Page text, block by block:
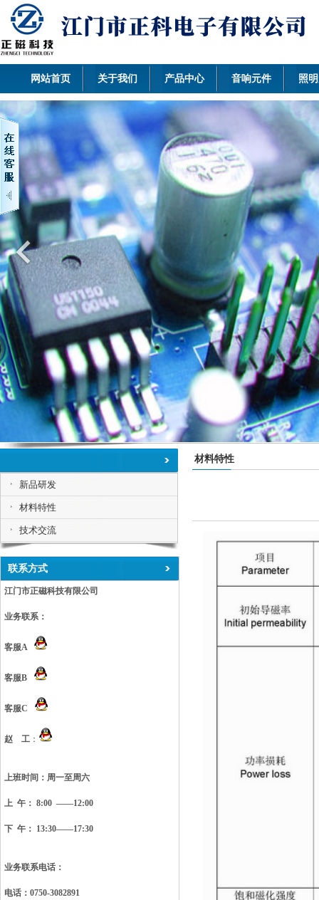
网站首页 关于我们 产品中心 音响元件 照
新品研发
材料特性
技术交流
联系方式
江门市正磁科技有限公司
业务联系：
客服A
客服B
客服C
赵 工 ：
上班时间： 周一至周六
上 午： 8:00 ——12:00
下 午： 13:30——17:30
业务联系电话：
电话：0750-3082891
材料特性